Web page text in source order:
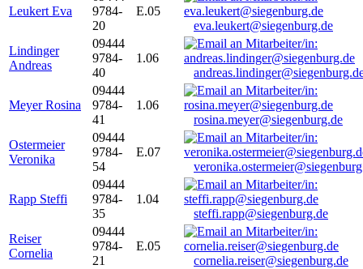
Leukert Eva
9784-
20
E.05
eva.leukert@siegenburg.de
Lindinger
Andreas
09444
9784-
40
1.06
Meyer Rosina
09444
9784-
41
1.06
rosina.meyer@siegenburg.de
Ostermeier
Veronika
09444
9784-
54
E.07
Rapp Steffi
09444
9784-
35
1.04
steffi.rapp@siegenburg.de
Reiser
Cornelia
09444
9784-
21
E.05
cornelia.reiser@siegenburg.de